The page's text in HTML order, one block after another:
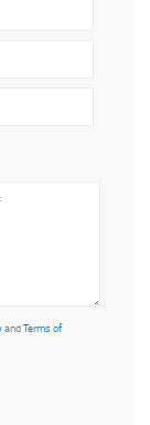
andTerms of